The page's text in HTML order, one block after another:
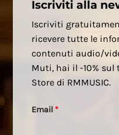
Iscriviti alla
Iscriviti
ricevere tutte le
contenuti audio/
Muti, hai il -10%
Store di RMMUSIC.
Email *